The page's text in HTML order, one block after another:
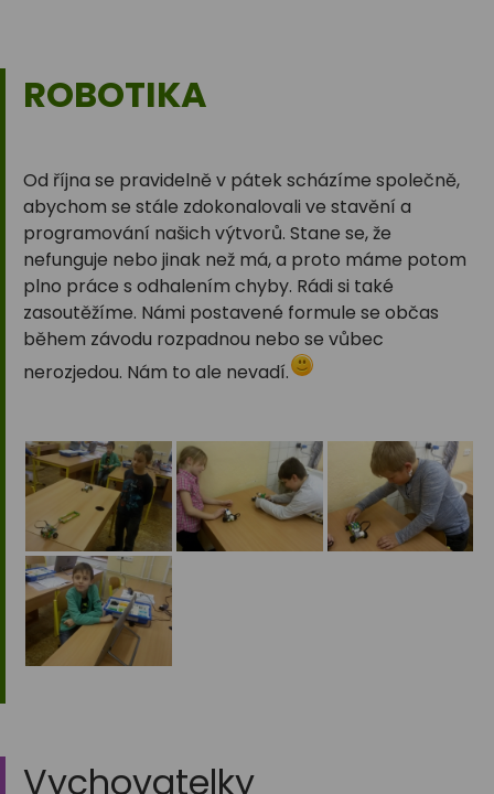
ROBOTIKA
Od října se pravidelně v pátek scházíme společně,
abychom se stále zdokonalovali ve stavění a
programování našich výtvorů. Stane se, že
nefunguje nebo jinak než má, a proto máme potom
plno práce s odhalením chyby. Rádi si také
zasoutěžíme. Námi postavené formule se občas
během závodu rozpadnou nebo se vůbec
nerozjedou. Nám to ale nevadí.
Vychovatelky